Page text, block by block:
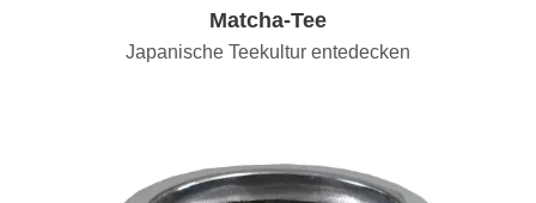
Matcha-Tee
Japanische Teekultur entedecken